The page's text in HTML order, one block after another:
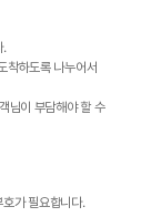
.
착하도록 나누어서
님이 부담해야 할 수
가 필요합니다.